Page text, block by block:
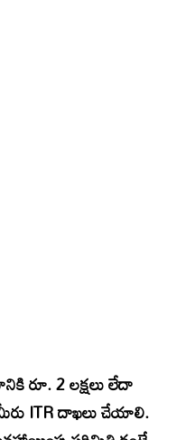
రూ. 2 లక్షలు లేదా
మీరు ITR దాఖలు చేయాలి.